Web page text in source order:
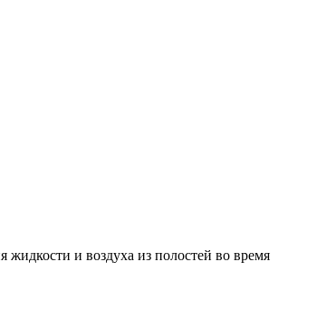
и воздуха из полостей во время